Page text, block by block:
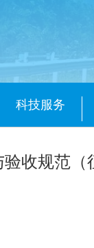
科技服务
收规范（